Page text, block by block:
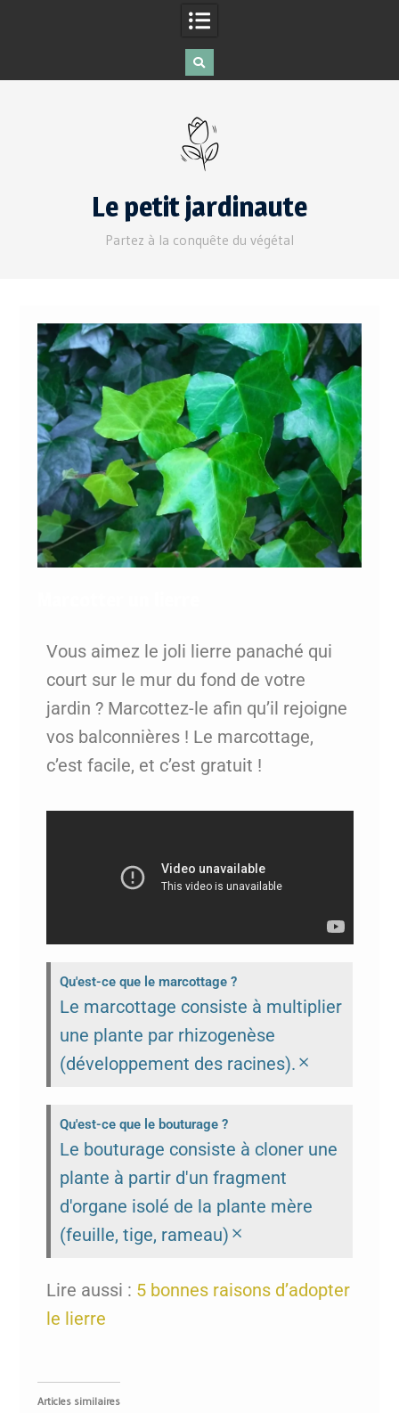
Le petit jardinaute
Partez à la conquête du végétal
Vous aimez le joli lierre panaché qui
court sur le mur du fond de votre
jardin ? Marcottez-le afin qu’il rejoigne
vos balconnières ! Le marcottage,
c’est facile, et c’est gratuit !
Qu'est-ce que le marcottage ?
Le marcottage consiste à multiplier
une plante par rhizogenèse
(développement des racines). ×
Qu'est-ce que le bouturage ?
Le bouturage consiste à cloner une
plante à partir d'un fragment
d'organe isolé de la plante mère
(feuille, tige, rameau) ×
Lire aussi : 5 bonnes raisons d’adopter
le lierre
Articles similaires